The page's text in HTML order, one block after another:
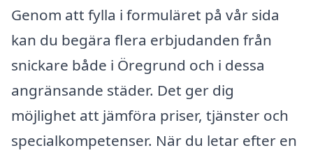
Genom att fylla i formuläret på vår sida
kan du begära flera erbjudanden från
snickare både i Öregrund och i dessa
angränsande städer. Det ger dig
möjlighet att jämföra priser, tjänster och
specialkompetenser. När du letar efter en